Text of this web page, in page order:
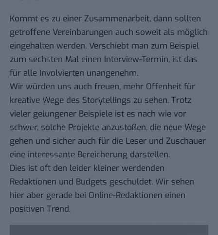
Kommt es zu einer Zusammenarbeit, dann sollten
getroffene Vereinbarungen auch soweit als möglich
eingehalten werden. Verschiebt man zum Beispiel
zum sechsten Mal einen Interview-Termin, ist das
für alle Involvierten unangenehm.
Wir würden uns auch freuen, mehr Offenheit für
kreative Wege des Storytellings zu sehen. Trotz
vieler gelungener Beispiele ist es nach wie vor
schwer, solche Projekte anzustoßen, die neue Wege
gehen und sicher auch für die Leser und Zuschauer
eine interessante Bereicherung darstellen.
Dies ist oft den leider kleiner werdenden
Redaktionen und Budgets geschuldet. Wir sehen
hier aber gerade bei Online-Redaktionen einen
positiven Trend.